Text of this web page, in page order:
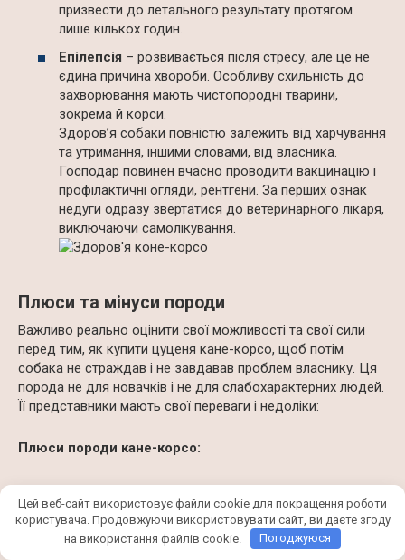
призвести до летального результату протягом
лише кількох годин.
Епілепсія – розвивається після стресу, але це не
єдина причина хвороби. Особливу схильність до
захворювання мають чистопородні тварини,
зокрема й корси.
Здоров’я собаки повністю залежить від харчування
та утримання, іншими словами, від власника.
Господар повинен вчасно проводити вакцинацію і
профілактичні огляди, рентгени. За перших ознак
недуги одразу звертатися до ветеринарного лікаря,
виключаючи самолікування.
Плюси та мінуси породи
Важливо реально оцінити свої можливості та свої сили
перед тим, як купити цуценя кане-корсо, щоб потім
собака не страждав і не завдавав проблем власнику. Ця
порода не для новачків і не для слабохарактерних людей.
Її представники мають свої переваги і недоліки:
Плюси породи кане-корсо:
Відданість.
Добра вдача, врівноваженість.
Цей веб-сайт використовує файли cookie для покращення роботи
користувача. Продовжуючи використовувати сайт, ви даєте згоду
на використання файлів cookie.
Погоджуюся